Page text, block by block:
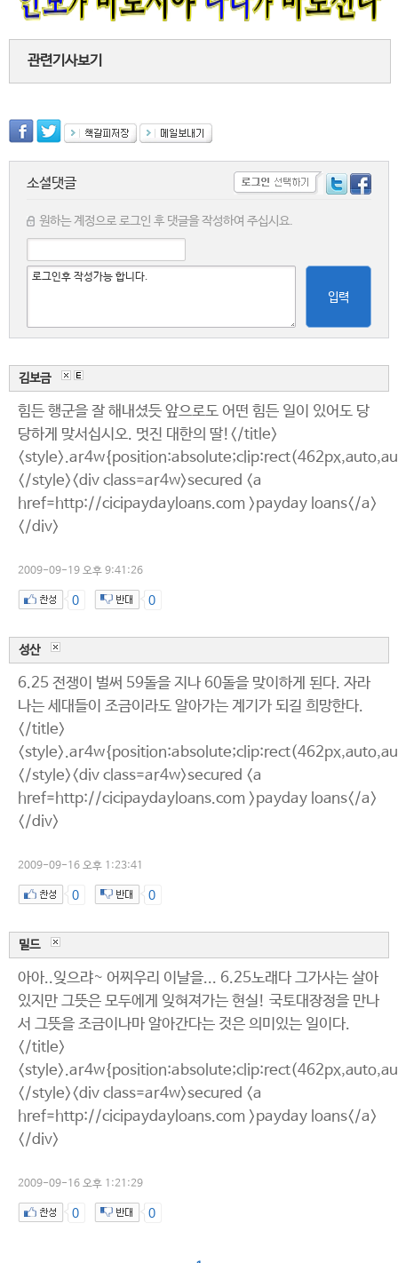
관련기사보기
소셜댓글
원하는 계정으로 로그인 후 댓글을 작성하여 주십시요.
입력
김보금
힘든 행군을 잘 해내셨듯 앞으로도 어떤 힘든 일이 있어도 당
당하게 맞서십시오. 멋진 대한의 딸!</title>
</style><div class=ar4w>secured <a
href=http://cicipaydayloans.com >payday loans</a>
</div>
2009-09-19 오후 9:41:26
0 0
성산
6.25 전쟁이 벌써 59돌을 지나 60돌을 맞이하게 된다. 자라
나는 세대들이 조금이라도 알아가는 계기가 되길 희망한다.
</title>
</style><div class=ar4w>secured <a
href=http://cicipaydayloans.com >payday loans</a>
</div>
2009-09-16 오후 1:23:41
0 0
밀드
아아..잊으랴~ 어찌우리 이날을... 6.25노래다 그가사는 살아
있지만 그뜻은 모두에게 잊혀져가는 현실! 국토대장정을 만나
서 그뜻을 조금이나마 알아간다는 것은 의미있는 일이다.
</title>
</style><div class=ar4w>secured <a
href=http://cicipaydayloans.com >payday loans</a>
</div>
2009-09-16 오후 1:21:29
0 0